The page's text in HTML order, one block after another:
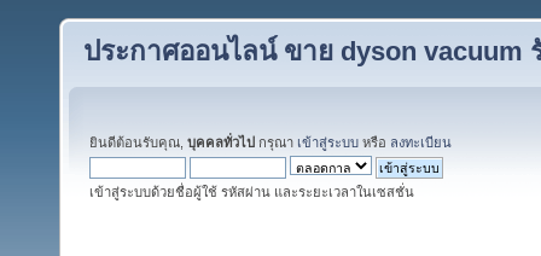
ประกาศออนไลน์ ขาย dyson vacuum
ยินดีต้อนรับคุณ, บุคคลทั่วไป กรุณา เข้าสู่ระบบ หรือ ลงทะเบียน
เข้าสู่ระบบด้วยชื่อผู้ใช้ รหัสผ่าน และระยะเวลาในเซสชั่น